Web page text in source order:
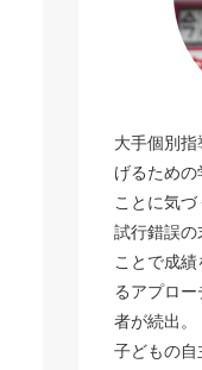
大手個別
げるため
ことに気づ
試行錯誤の
ことで成
るアプロ
者が続出。
子どもの自